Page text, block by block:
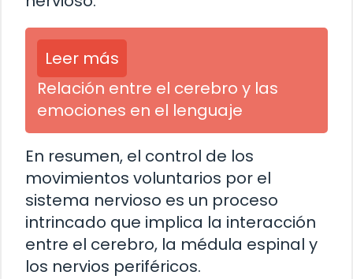
Leer más
Relación entre el cerebro y las
emociones en el lenguaje
En resumen, el control de los
movimientos voluntarios por el
sistema nervioso es un proceso
intrincado que implica la interacción
entre el cerebro, la médula espinal y
los nervios periféricos.